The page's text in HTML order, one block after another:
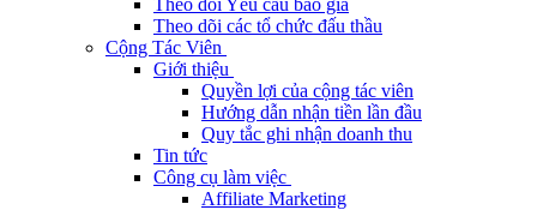
Theo dõi Yêu cầu báo giá
Theo dõi các tổ chức đấu thầu
Cộng Tác Viên
Giới thiệu
Quyền lợi của cộng tác viên
Hướng dẫn nhận tiền lần đầu
Quy tắc ghi nhận doanh thu
Tin tức
Công cụ làm việc
Affiliate Marketing